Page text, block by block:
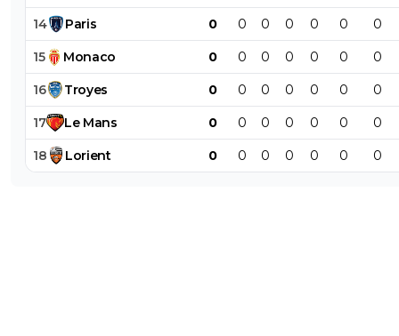
14 Paris 0 0 0 0 0 0 0
15 Monaco 0 0 0 0 0 0 0
16 Troyes 0 0 0 0 0 0 0
17 Le Mans 0 0 0 0 0 0 0
18 Lorient 0 0 0 0 0 0 0